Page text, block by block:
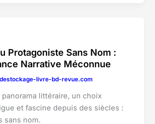
Protagoniste Sans Nom :
Narrative Méconnue
livre-bd-revue.com
littéraire, un choix
et fascine depuis des siècles :
sans nom.